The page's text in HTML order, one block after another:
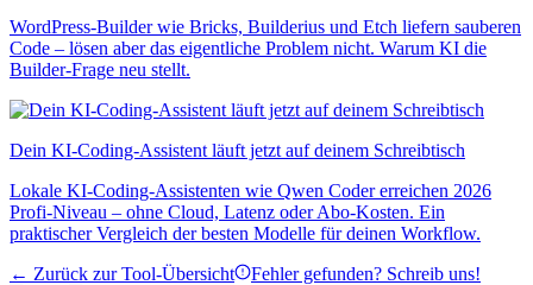
WordPress-Builder wie Bricks, Builderius und Etch liefern sauberen
Code – lösen aber das eigentliche Problem nicht. Warum KI die
Builder-Frage neu stellt.
Dein KI-Coding-Assistent läuft jetzt auf deinem Schreibtisch
Lokale KI-Coding-Assistenten wie Qwen Coder erreichen 2026
Profi-Niveau – ohne Cloud, Latenz oder Abo-Kosten. Ein
praktischer Vergleich der besten Modelle für deinen Workflow.
← Zurück zur Tool-Übersicht
Fehler gefunden? Schreib uns!